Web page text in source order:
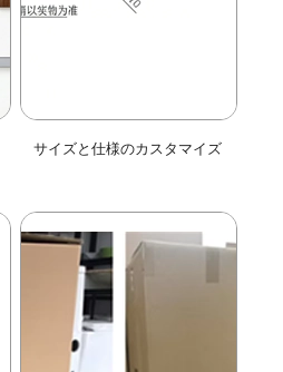
サイズと仕様のカスタマイズ